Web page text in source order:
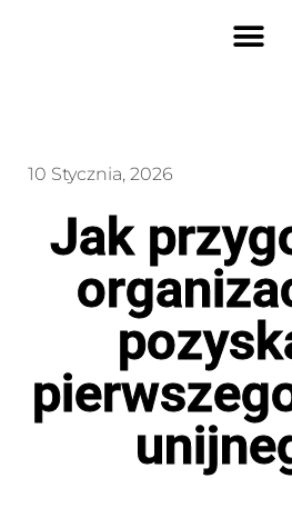
10 Stycznia, 2026
Jak